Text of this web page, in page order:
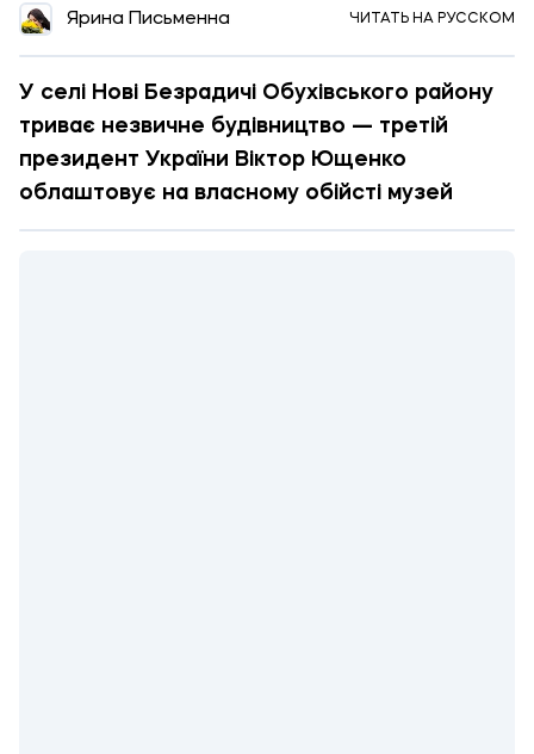
Ярина Письменна ЧИТАТЬ НА РУССКОМ
У селі Нові Безрадичі Обухівського району
триває незвичне будівництво — третій
президент України Віктор Ющенко
облаштовує на власному обійсті музей